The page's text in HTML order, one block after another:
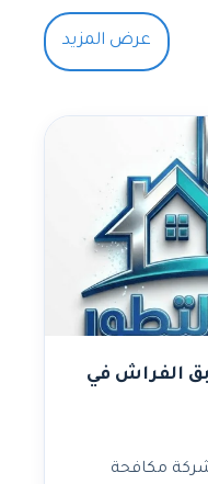
عرض المزيد
الفراش في
مكافحة